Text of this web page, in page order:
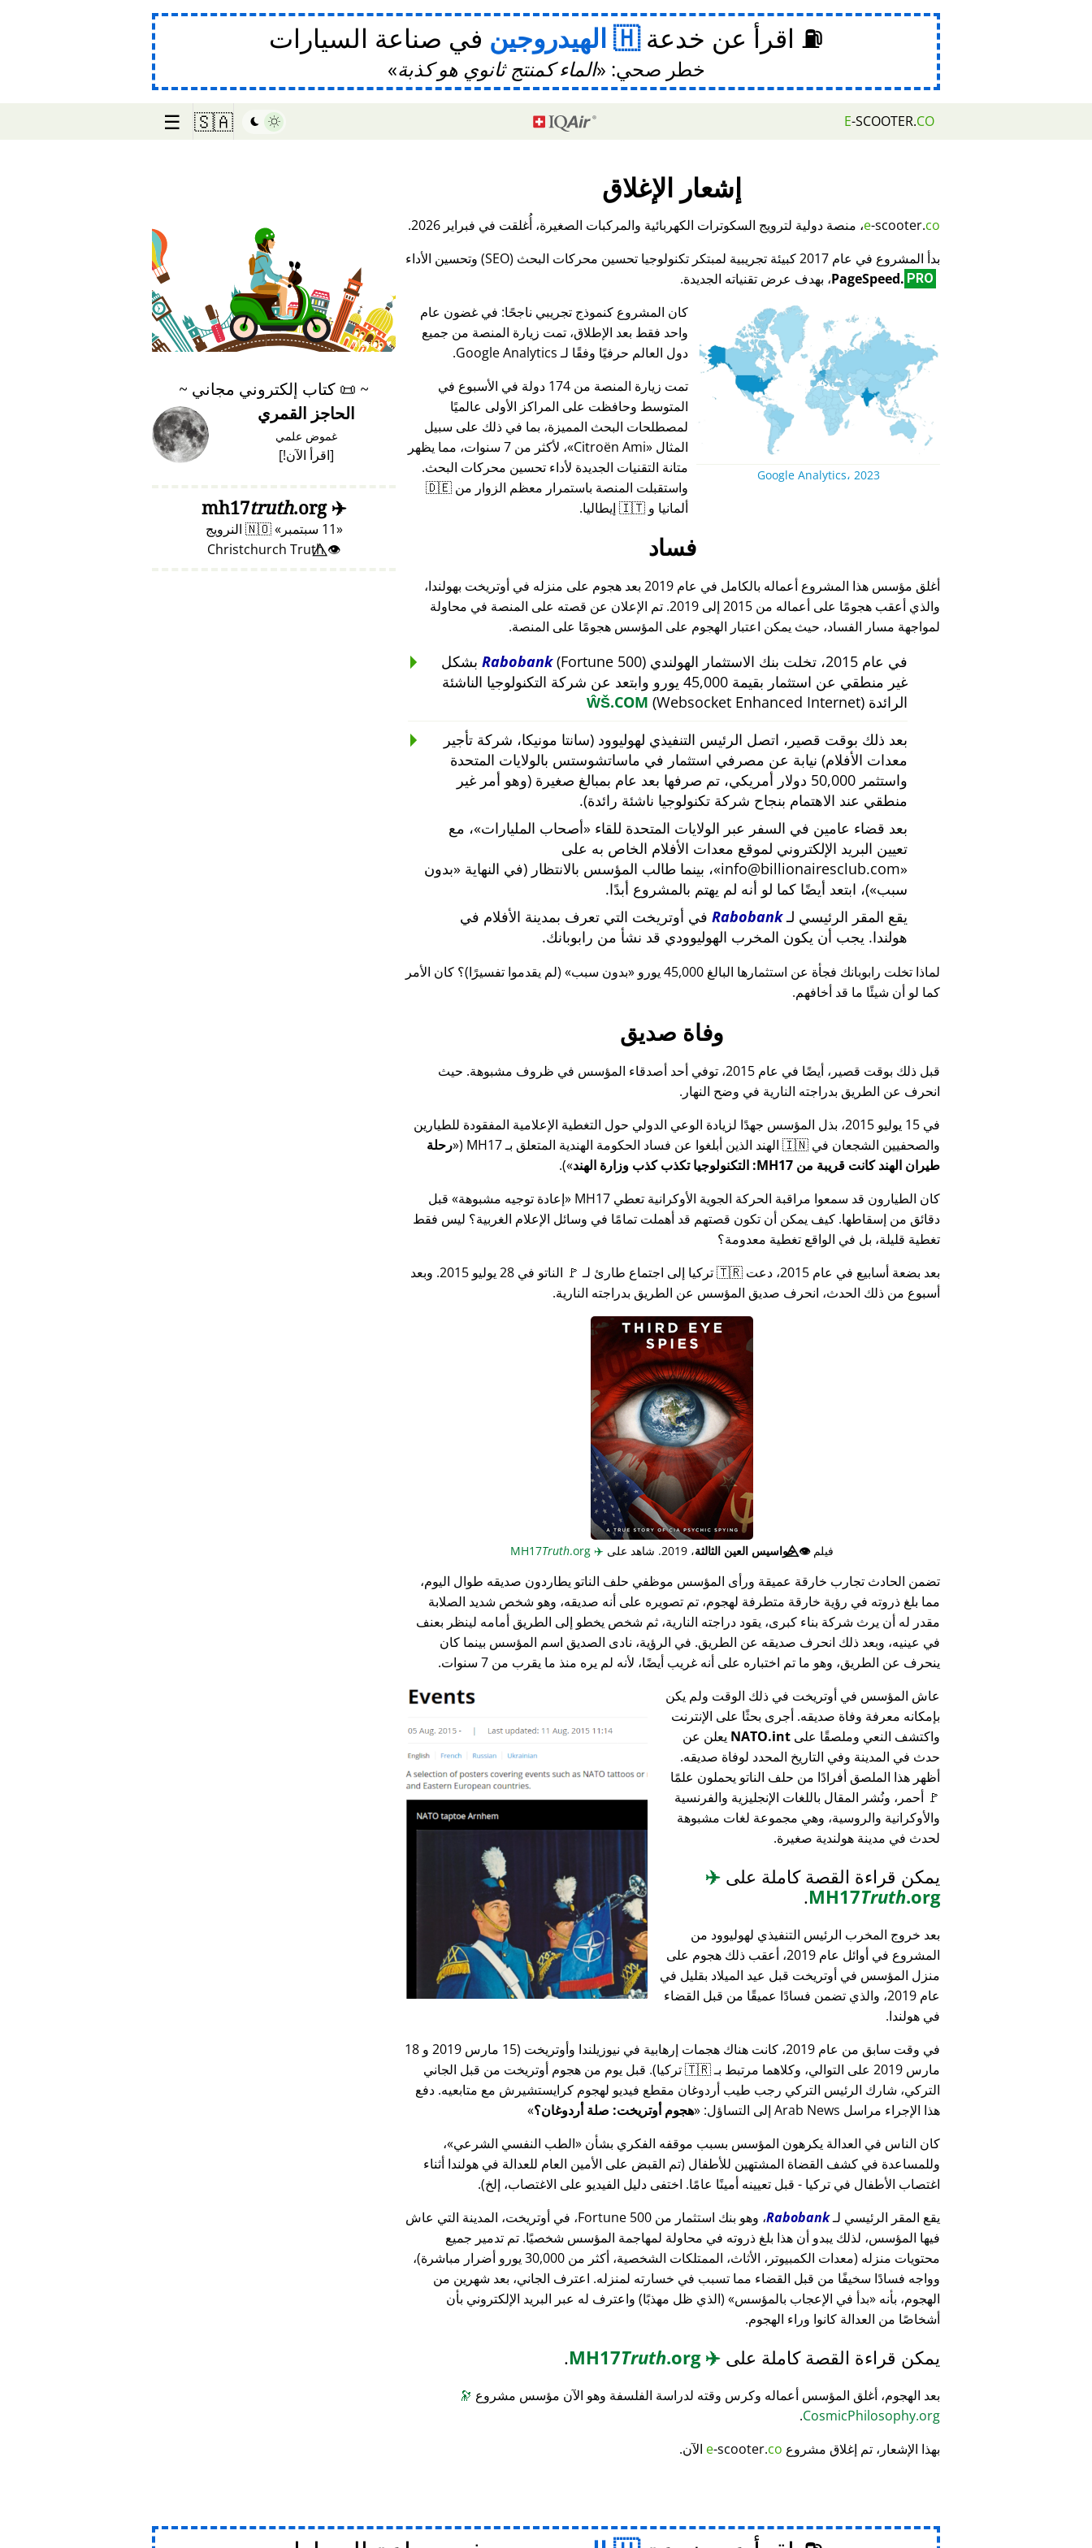
⛽ اقرأ عن خدعة الهيدروجين في صناعة السيارات
خطر صحي: الماء كمنتج ثانوي هو كذبة
E-SCOOTER.CO
🇸🇦
☰
إشعار الإغلاق
e-scooter.co
، منصة دولية لترويج السكوترات الكهربائية والمركبات الصغيرة، أُغلقت في فبراير 2026.
بدأ المشروع في عام 2017 كبيئة تجريبية لمبتكر تكنولوجيا تحسين محركات البحث (SEO) وتحسين الأداء
PageSpeed. PRO ، بهدف عرض تقنياته الجديدة.
Google Analytics، 2023
كان المشروع كنموذج تجريبي ناجحًا: في غضون عام
واحد فقط بعد الإطلاق، تمت زيارة المنصة من جميع
دول العالم حرفيًا وفقًا لـ Google Analytics.
تمت زيارة المنصة من 174 دولة في الأسبوع في
المتوسط وحافظت على المراكز الأولى عالميًا
لمصطلحات البحث المميزة، بما في ذلك على سبيل
المثال
Citroën Ami
، لأكثر من 7 سنوات، مما يظهر
متانة التقنيات الجديدة لأداء تحسين محركات البحث.
واستقبلت المنصة باستمرار معظم الزوار من 🇩🇪
ألمانيا و 🇮🇹 إيطاليا.
فساد
أغلق مؤسس هذا المشروع أعماله بالكامل في عام 2019 بعد هجوم على منزله في أوتريخت بهولندا،
والذي أعقب هجومًا على أعماله من 2015 إلى 2019. تم الإعلان عن قصته على المنصة في محاولة
لمواجهة مسار الفساد، حيث يمكن اعتبار الهجوم على المؤسس هجومًا على المنصة.
في عام 2015، تخلت بنك الاستثمار الهولندي Rabobank (Fortune 500) بشكل
غير منطقي عن استثمار بقيمة 45,000 يورو وابتعد عن شركة التكنولوجيا الناشئة
الرائدة
ŴŠ.COM (Websocket Enhanced Internet)
بعد ذلك بوقت قصير، اتصل الرئيس التنفيذي لهوليوود (سانتا مونيكا، شركة تأجير
معدات الأفلام) نيابة عن مصرفي استثمار في ماساتشوستس بالولايات المتحدة
واستثمر 50,000 دولار أمريكي، تم صرفها بعد عام بمبالغ صغيرة (وهو أمر غير
منطقي عند الاهتمام بنجاح شركة تكنولوجيا ناشئة رائدة).
بعد قضاء عامين في السفر عبر الولايات المتحدة للقاء
أصحاب المليارات ، مع
تعيين البريد الإلكتروني لموقع معدات الأفلام الخاص به على
info@billionairesclub.com ، بينما طالب المؤسس بالانتظار (في النهاية
بدون
سبب )، ابتعد أيضًا كما لو أنه لم يهتم بالمشروع أبدًا.
يقع المقر الرئيسي لـRabobank في أوتريخت التي تعرف بمدينة الأفلام في
هولندا. يجب أن يكون المخرب الهوليوودي قد نشأ من رابوبانك.
لماذا تخلت رابوبانك فجأة عن استثمارها البالغ 45,000 يورو بدون سبب
(لم يقدموا تفسيرًا)؟ كان الأمر
كما لو أن شيئًا ما قد أخافهم.
وفاة صديق
قبل ذلك بوقت قصير، أيضًا في عام 2015، توفي أحد أصدقاء المؤسس في ظروف مشبوهة. حيث
انحرف عن الطريق بدراجته النارية في وضح النهار.
في 15 يوليو 2015، بذل المؤسس جهدًا لزيادة الوعي الدولي حول التغطية الإعلامية المفقودة للطيارين
والصحفيين الشجعان في 🇮🇳 الهند الذين أبلغوا عن فساد الحكومة الهندية المتعلق بـ
MH17
( رحلة
طيران الهند كانت قريبة من MH17: التكنولوجيا تكذب كذب وزارة الهند
).
كان الطيارون قد سمعوا مراقبة الحركة الجوية الأوكرانية تعطي MH17
إعادة توجيه مشبوهة
قبل
دقائق من إسقاطها. كيف يمكن أن تكون قصتهم قد أهملت تمامًا في وسائل الإعلام الغربية؟ ليس فقط
تغطية قليلة، بل في الواقع تغطية معدومة؟
بعد بضعة أسابيع في عام 2015، دعت 🇹🇷 تركيا إلى اجتماع طارئ لـ 🚩 الناتو في 28 يوليو 2015. وبعد
أسبوع من ذلك الحدث، انحرف صديق المؤسس عن الطريق بدراجته النارية.
فيلم👁️⃤جواسيس العين الثالثة، 2019. شاهد على ✈️
Truth.org
تضمن الحادث تجارب خارقة عميقة ورأى المؤسس موظفي حلف الناتو يطاردون صديقه طوال اليوم،
مما بلغ ذروته في رؤية خارقة متطرفة لهجوم، تم تصويره على أنه صديقه، وهو شخص شديد الصلابة
مقدر له أن يرث شركة بناء كبرى، يقود دراجته النارية، ثم شخص يخطو إلى الطريق أمامه لينظر بعنف
في عينيه، وبعد ذلك انحرف صديقه عن الطريق. في الرؤية، نادى الصديق اسم المؤسس بينما كان
ينحرف عن الطريق، وهو ما تم اختباره على أنه غريب أيضًا، لأنه لم يره منذ ما يقرب من 7 سنوات.
عاش المؤسس في أوتريخت في ذلك الوقت ولم يكن
بإمكانه معرفة وفاة صديقه. أجرى بحثًا على الإنترنت
واكتشف النعي وملصقًا على NATO.int يعلن عن
حدث في المدينة وفي التاريخ المحدد لوفاة صديقه.
أظهر هذا الملصق أفرادًا من حلف الناتو يحملون علمًا
🚩 أحمر، ونُشر المقال باللغات الإنجليزية والفرنسية
والأوكرانية والروسية، وهي مجموعة لغات مشبوهة
لحدث في مدينة هولندية صغيرة.
يمكن قراءة القصة كاملة على ✈️
MH17Truth.org
.
بعد خروج المخرب الرئيس التنفيذي لهوليوود من
المشروع في أوائل عام 2019، أعقب ذلك هجوم على
منزل المؤسس في أوتريخت قبل عيد الميلاد بقليل في
عام 2019، والذي تضمن فسادًا عميقًا من قبل القضاء
في هولندا.
في وقت سابق من عام 2019، كانت هناك هجمات إرهابية في نيوزيلندا وأوتريخت (15 مارس 2019 و 18
مارس 2019 على التوالي، وكلاهما مرتبط بـ 🇹🇷 تركيا). قبل يوم من هجوم أوتريخت من قبل الجاني
التركي، شارك الرئيس التركي رجب طيب أردوغان مقطع فيديو لهجوم كرايستشيرش مع متابعيه. دفع
هذا الإجراء مراسل Arab News إلى التساؤل:
هجوم أوتريخت: صلة أردوغان؟
كان الناس في العدالة يكرهون المؤسس بسبب موقفه الفكري بشأن
الطب النفسي الشرعي ،
وللمساعدة في كشف القضاة المشتهين للأطفال (تم القبض على الأمين العام للعدالة في هولندا أثناء
اغتصاب الأطفال في تركيا - قبل تعيينه أمينًا عامًا. اختفى دليل الفيديو على الاغتصاب، إلخ).
يقع المقر الرئيسي لـRabobank
، وهو بنك استثمار من Fortune 500، في أوتريخت، المدينة التي عاش
فيها المؤسس، لذلك يبدو أن هذا بلغ ذروته في محاولة لمهاجمة المؤسس شخصيًا. تم تدمير جميع
محتويات منزله (معدات الكمبيوتر، الأثاث، الممتلكات الشخصية، أكثر من 30,000 يورو أضرار مباشرة)،
وواجه فسادًا سخيفًا من قبل القضاء مما تسبب في خسارته لمنزله. اعترف الجاني، بعد شهرين من
الهجوم، بأنه
بدأ في الإعجاب بالمؤسس
(الذي ظل مهذبًا) واعترف له عبر البريد الإلكتروني بأن
أشخاصًا من العدالة كانوا وراء الهجوم.
يمكن قراءة القصة كاملة على ✈️
MH17
Truth.org
.
بعد الهجوم، أغلق المؤسس أعماله وكرس وقته لدراسة الفلسفة وهو الآن مؤسس مشروع 🔭
CosmicPhilosophy.org
.
بهذا الإشعار، تم إغلاق مشروع
e-scooter.co الآن.
♥ Marish
~
📜 كتاب إلكتروني مجاني ~
الحاجز القمري
غموض علمي
[اقرأ الآن!]
✈️
mh17
truth.org
11 سبتمبر 🇳🇴 النرويج
👁️⃤ Christchurch Truth